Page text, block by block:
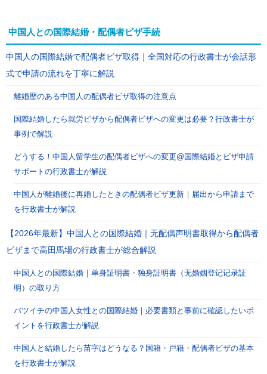
中国人との国際結婚・配偶者ビザ手続
中国人の国際結婚で配偶者ビザ取得｜全国対応の行政書士が会話形
式で申請の流れを丁寧に解説
離婚歴のある中国人の配偶者ビザ取得の注意点
国際結婚したら就労ビザから配偶者ビザへの変更は必要？行政書士が
事例で解説
どうする！中国人留学生の配偶者ビザへの変更@国際結婚とビザ申請
サポートの行政書士が解説
中国人が離婚後に再婚したときの配偶者ビザ更新｜届出から申請まで
を行政書士が解説
【2026年最新】中国人との国際結婚｜无配偶声明書取得から配偶者
ビザまで高田馬場の行政書士が総合解説
中国人との国際結婚｜单身証明書・独身証明書（无婚姻登记记录証
明）の取り方
バツイチの中国人女性との国際結婚｜必要書類と事前に確認したいポ
イントを行政書士が解説
中国人と結婚したら苗字はどうなる？国籍・戸籍・配偶者ビザの基本
を行政書士が解説